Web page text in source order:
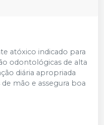
atóxico indicado para
odontológicas de alta
diária apropriada
mão e assegura boa